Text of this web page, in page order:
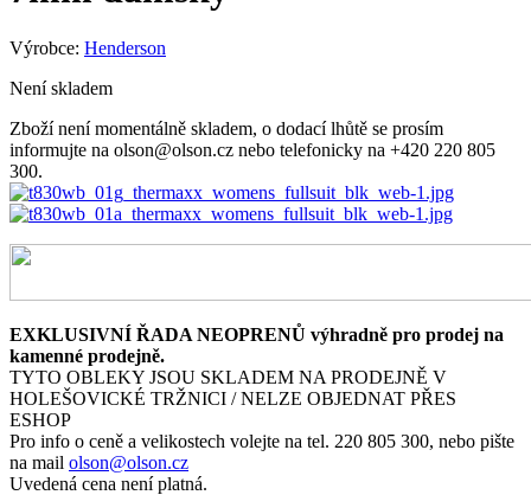
Výrobce: Henderson
Není skladem
Zboží není momentálně skladem, o dodací lhůtě se prosím
informujte na olson@olson.cz nebo telefonicky na +420 220 805
300.
EXKLUSIVNÍ ŘADA NEOPRENŮ výhradně pro prodej na
kamenné prodejně.
TYTO OBLEKY JSOU SKLADEM NA PRODEJNĚ V
HOLEŠOVICKÉ TRŽNICI / NELZE OBJEDNAT PŘES
ESHOP
Pro info o ceně a velikostech volejte na tel. 220 805 300, nebo pište
na mail olson@olson.cz
Uvedená cena není platná.